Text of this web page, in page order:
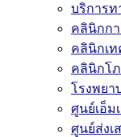
บริการท
คลินิกก
คลินิกเ
คลินิกโ
โรงพยา
ศูนย์เอ็ม
ศูนย์ส่งเ